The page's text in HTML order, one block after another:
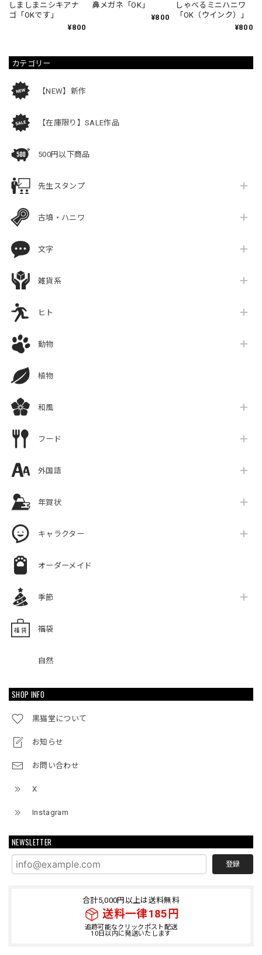
カテゴリー
【NEW】新作
【在庫限り】SALE作品
500円以下商品
先生スタンプ
古墳・ハニワ
文字
雑貨系
ヒト
動物
植物
和風
フード
外国語
年賀状
キャラクター
オーダーメイド
季節
福袋
自然
SHOP INFO
黒猫堂について
お知らせ
お問い合わせ
X
Instagram
NEWSLETTER
登録
合計5,000円以上は送料無料
送料一律185円
追跡可能なクリックポスト配送
10日以内に発送いたします
しましまニシキアナ
ゴ「OKです」
¥800
鼻メガネ「OK」
¥800
しゃべるミニハニワ
「OK（ウインク）」
¥800